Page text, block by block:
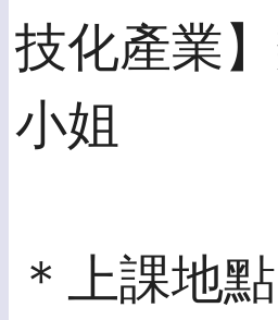
技化產業
小姐
＊上課地點